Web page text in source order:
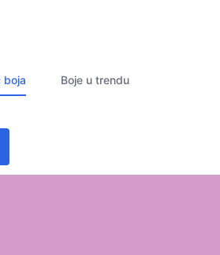
boja Boje u trendu